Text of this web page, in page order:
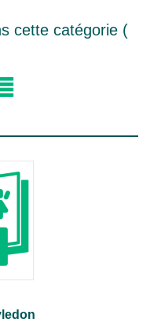
cette catégorie (